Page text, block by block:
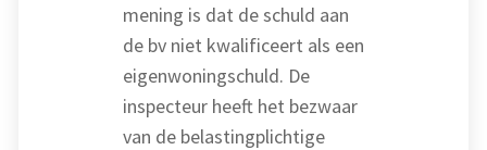
mening is dat de schuld aan
de bv niet kwalificeert als een
eigenwoningschuld. De
inspecteur heeft het bezwaar
van de belastingplichtige